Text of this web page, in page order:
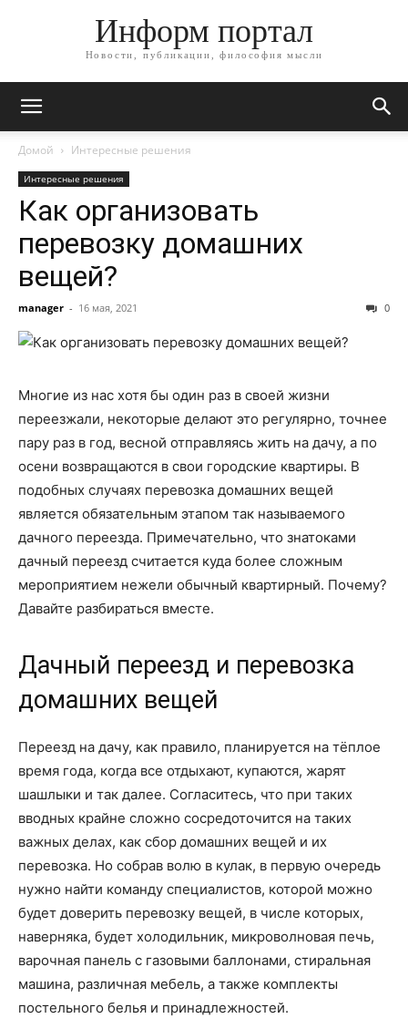
Информ портал
Новости, публикации, философия мысли
Домой Интересные решения
Интересные решения
Как организовать
перевозку домашних
вещей?
manager - 16 мая, 2021 0
Многие из нас хотя бы один раз в своей жизни
переезжали, некоторые делают это регулярно, точнее
пару раз в год, весной отправляясь жить на дачу, а по
осени возвращаются в свои городские квартиры. В
подобных случаях перевозка домашних вещей
является обязательным этапом так называемого
дачного переезда. Примечательно, что знатоками
дачный переезд считается куда более сложным
мероприятием нежели обычный квартирный. Почему?
Давайте разбираться вместе.
Дачный переезд и перевозка
домашних вещей
Переезд на дачу, как правило, планируется на тёплое
время года, когда все отдыхают, купаются, жарят
шашлыки и так далее. Согласитесь, что при таких
вводных крайне сложно сосредоточится на таких
важных делах, как сбор домашних вещей и их
перевозка. Но собрав волю в кулак, в первую очередь
нужно найти команду специалистов, которой можно
будет доверить перевозку вещей, в числе которых,
наверняка, будет холодильник, микроволновая печь,
варочная панель с газовыми баллонами, стиральная
машина, различная мебель, а также комплекты
постельного белья и принадлежностей.